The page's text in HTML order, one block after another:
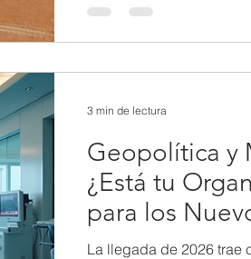
adquisición. Sin
una inversión
Geopolítica y
¿Está tu
para los
La llegada de 2026 trae
3 min de lectura